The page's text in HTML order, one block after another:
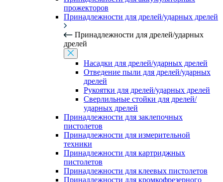
прожекторов
Принадлежности для дрелей/ударных дрелей
Принадлежности для дрелей/ударных
дрелей
Насадки для дрелей/ударных дрелей
Отведение пыли для дрелей/ударных
дрелей
Рукоятки для дрелей/ударных дрелей
Сверлильные стойки для дрелей/
ударных дрелей
Принадлежности для заклепочных
пистолетов
Принадлежности для измерительной
техники
Принадлежности для картриджных
пистолетов
Принадлежности для клеевых пистолетов
Принадлежности для кромкофрезерного